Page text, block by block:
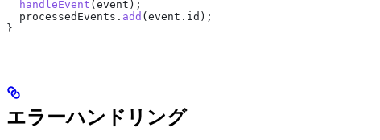
  handleEvent
(event );
  processedEvents
. add (event . id );
}
エラーハンドリング